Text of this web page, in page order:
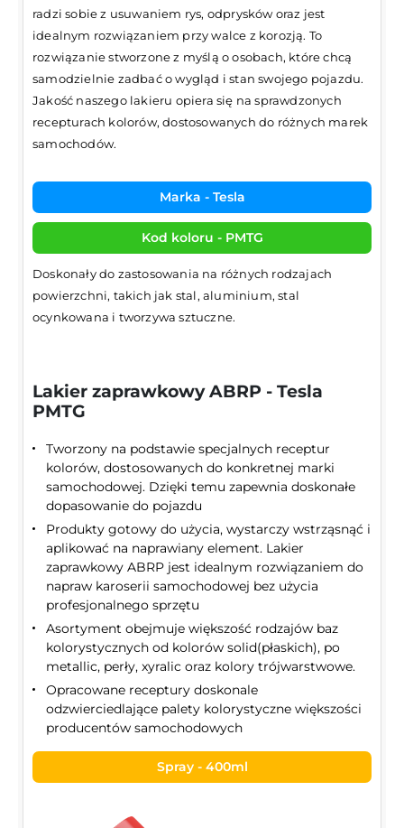
radzi sobie z usuwaniem rys, odprysków oraz jest
idealnym rozwiązaniem przy walce z korozją. To
rozwiązanie stworzone z myślą o osobach, które chcą
samodzielnie zadbać o wygląd i stan swojego pojazdu.
Jakość naszego lakieru opiera się na sprawdzonych
recepturach kolorów, dostosowanych do różnych marek
samochodów.
Marka - Tesla
Kod koloru - PMTG
Doskonały do zastosowania na różnych rodzajach
powierzchni, takich jak stal, aluminium, stal
ocynkowana i tworzywa sztuczne.
Lakier zaprawkowy ABRP - Tesla
PMTG
Tworzony na podstawie specjalnych receptur
kolorów, dostosowanych do konkretnej marki
samochodowej. Dzięki temu zapewnia doskonałe
dopasowanie do pojazdu
Produkty gotowy do użycia, wystarczy wstrząsnąć i
aplikować na naprawiany element. Lakier
zaprawkowy ABRP jest idealnym rozwiązaniem do
napraw karoserii samochodowej bez użycia
profesjonalnego sprzętu
Asortyment obejmuje większość rodzajów baz
kolorystycznych od kolorów solid(płaskich), po
metallic, perły, xyralic oraz kolory trójwarstwowe.
Opracowane receptury doskonale
odzwierciedlające palety kolorystyczne większości
producentów samochodowych
Spray - 400ml